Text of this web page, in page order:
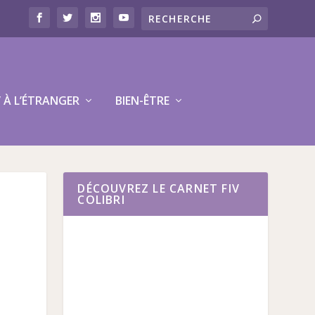
À L’ÉTRANGER BIEN-ÊTRE
DÉCOUVREZ LE CARNET FIV
COLIBRI